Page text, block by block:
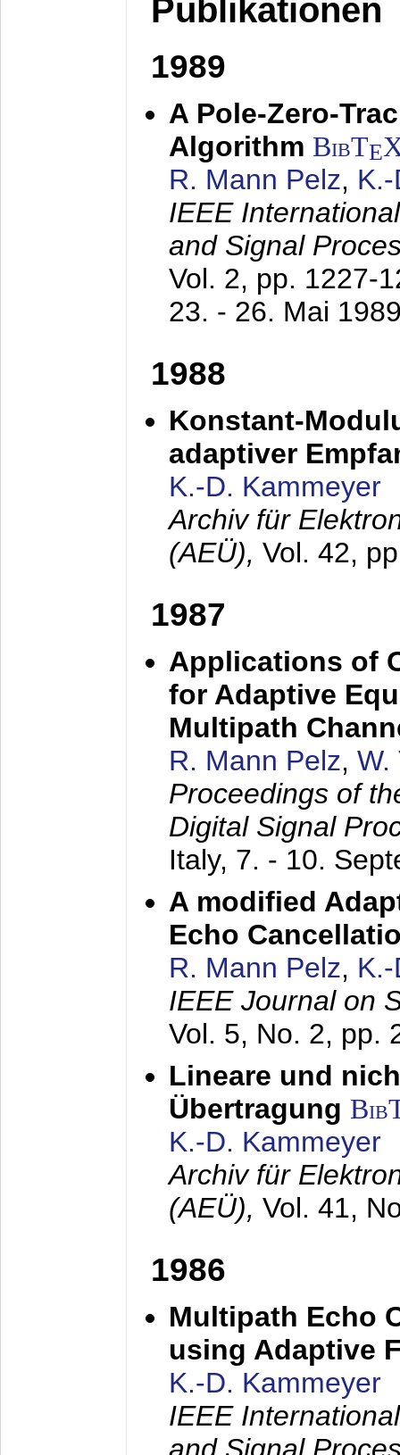
Publikationen
1989
A Pole-Zero-
Algorithm BibTE
R. Mann Pelz,
IEEE
and Signal
Vol. 2, pp. 1227-
23. - 26. Mai
1988
Konstant-
adaptiver
K.-D. Kammeyer
Archiv für
(AEÜ), Vol. 42,
1987
Applications of
for Adaptive
Multipath
R. Mann Pelz, W.
Proceedings of
Digital Signal
Italy, 7. - 10.
A modified
Echo
R. Mann Pelz,
IEEE Journal on
Vol. 5, No. 2, pp.
Lineare und
Übertragung
K.-D. Kammeyer
Archiv für
(AEÜ), Vol. 41,
1986
Multipath Echo
using Adaptive
K.-D. Kammeyer
IEEE